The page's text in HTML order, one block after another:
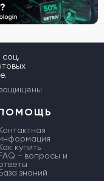
соц.
купить
- вопросы и
знаний